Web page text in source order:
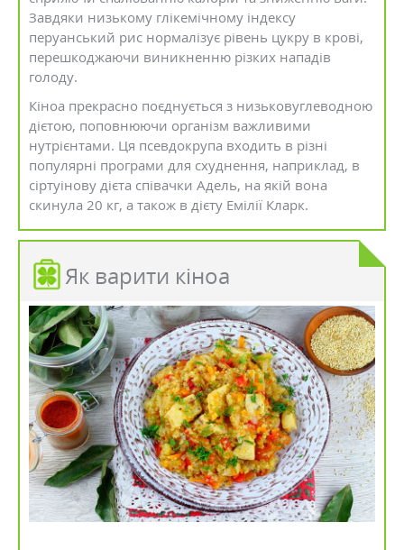
Завдяки низькому глікемічному індексу
перуанський рис нормалізує рівень цукру в крові,
перешкоджаючи виникненню різких нападів
голоду.
Кіноа прекрасно поєднується з низьковуглеводною
дієтою, поповнюючи організм важливими
нутрієнтами. Ця псевдокрупа входить в різні
популярні програми для схуднення, наприклад, в
сіртуінову дієта співачки Адель, на якій вона
скинула 20 кг, а також в дієту Емілії Кларк.
Як варити кіноа